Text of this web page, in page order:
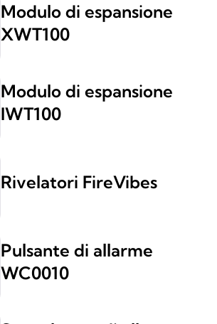
Modulo di espansione
XWT100
Modulo di espansione
IWT100
Rivelatori FireVibes
Pulsante di allarme
WC0010